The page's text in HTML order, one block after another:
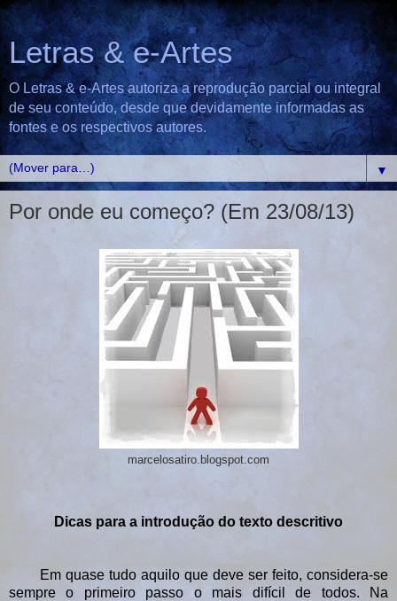
Letras & e-Artes
O Letras & e-Artes autoriza a reprodução parcial ou integral
de seu conteúdo, desde que devidamente informadas as
fontes e os respectivos autores.
▼
Por onde eu começo? (Em 23/08/13)
marcelosatiro.blogspot.com
Dicas para a introdução do texto descritivo
Em quase tudo aquilo que deve ser feito, considera-se
sempre o primeiro passo o mais difícil de todos. Na